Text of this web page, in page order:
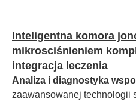
Inteligentna komora
mikrosciśnieniem
integracja leczenia
Analiza i diagnostyka
zaawansowanej technologii